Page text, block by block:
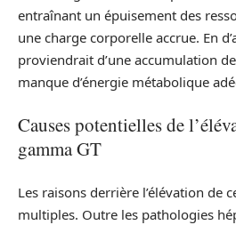
entraînant un épuisement des
une charge corporelle accrue. En
proviendrait d’une accumulation
manque d’énergie métabolique
Causes potentielles de
gamma GT
Les raisons derrière l’élévation de
multiples. Outre les pathologies